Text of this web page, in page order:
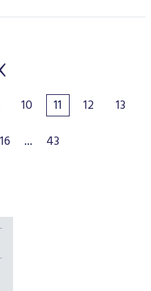
10 11 12
13
16 ... 43